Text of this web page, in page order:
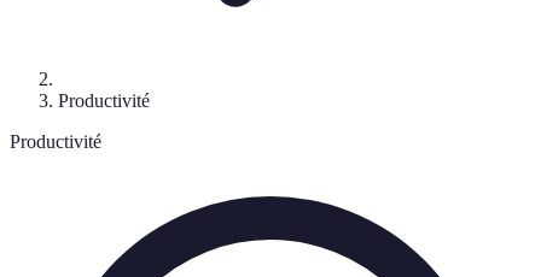
Productivité
Productivité